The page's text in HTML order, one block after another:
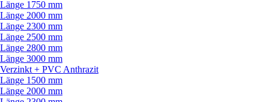
Länge 1750 mm
Länge 2000 mm
Länge 2300 mm
Länge 2500 mm
Länge 2800 mm
Länge 3000 mm
Verzinkt + PVC Anthrazit
Länge 1500 mm
Länge 2000 mm